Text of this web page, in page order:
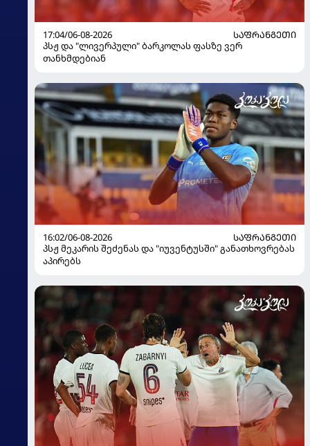
17:04/06-08-2026
ᲡᲐᲤᲠᲐᲜᲒᲔᲗᲘ
პსჟ და "ლივერპული" ბარკოლას ფასზე ვერ
თანხმდებიან
16:02/06-08-2026
ᲡᲐᲤᲠᲐᲜᲒᲔᲗᲘ
პსჟ მეკარის შეძენას და "იუვენტუსში" განათხოვრებას
აპირებს